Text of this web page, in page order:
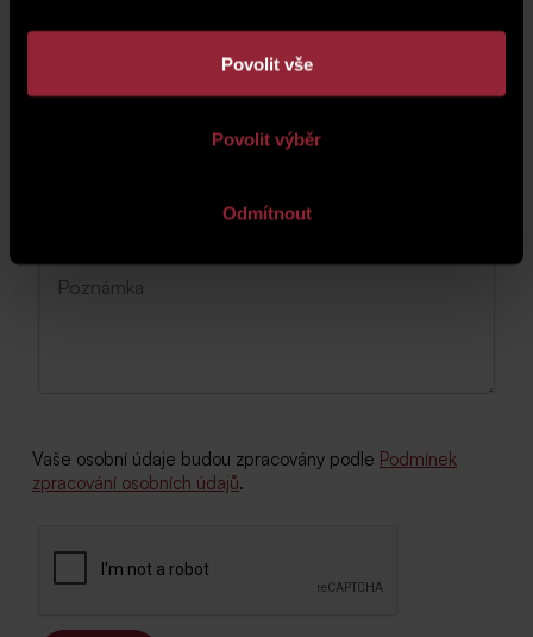
Povolit vše
Povolit výběr
Odmítnout
Vaše osobní údaje budou zpracovány podle Podmínek
zpracování osobních údajů.